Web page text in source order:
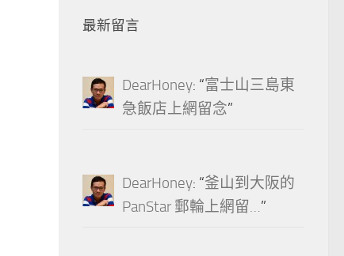
最新留言
DearHoney: “富士山三島東
急飯店上網留念”
DearHoney: “釜山到大阪的
PanStar 郵輪上網留…”